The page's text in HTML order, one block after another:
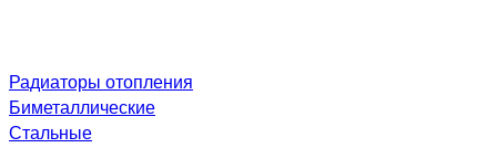
Радиаторы отопления
Биметаллические
Стальные